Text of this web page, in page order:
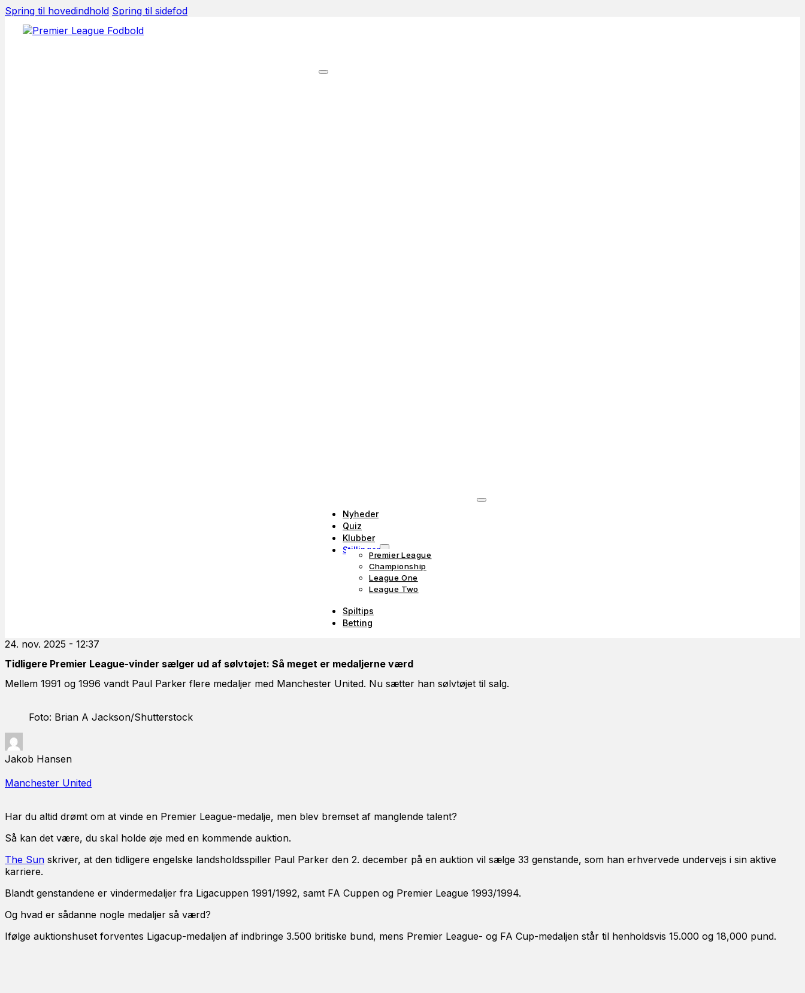
Spring til hovedindhold Spring til sidefod
Nyheder
Quiz
Klubber
StillingerPremier League
Championship
League One
League Two
Spiltips
Betting
24. nov. 2025 - 12:37
Tidligere Premier League-vinder sælger ud af sølvtøjet: Så meget er medaljerne værd
Mellem 1991 og 1996 vandt Paul Parker flere medaljer med Manchester United. Nu sætter han sølvtøjet til salg.
Foto: Brian A Jackson/Shutterstock
Jakob Hansen
Manchester United
Har du altid drømt om at vinde en Premier League-medalje, men blev bremset af manglende talent?
Så kan det være, du skal holde øje med en kommende auktion.
The Sun skriver, at den tidligere engelske landsholdsspiller Paul Parker den 2. december på en auktion vil sælge 33 genstande, som han erhvervede undervejs i sin aktive
karriere.
Blandt genstandene er vindermedaljer fra Ligacuppen 1991/1992, samt FA Cuppen og Premier League 1993/1994.
Og hvad er sådanne nogle medaljer så værd?
Ifølge auktionshuset forventes Ligacup-medaljen af indbringe 3.500 britiske bund, mens Premier League- og FA Cup-medaljen står til henholdsvis 15.000 og 18,000 pund.